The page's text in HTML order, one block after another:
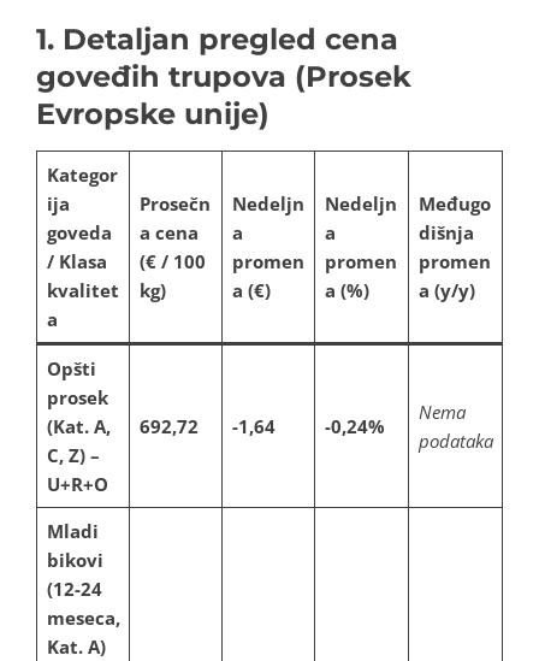
1. Detaljan pregled cena
goveđih trupova (Prosek
Evropske unije)
Kategor
ija
goveda
/ Klasa
kvalitet
a
Prosečn
a cena
(€ / 100
kg)
Nedeljn
a
promen
a (€)
Nedeljn
a
promen
a (%)
Međugo
dišnja
promen
a (y/y)
Opšti
prosek
(Kat. A,
C, Z) –
U+R+O
692,72 -1,64 -0,24%
Nema
podataka
Mladi
bikovi
(12-24
meseca,
Kat. A)